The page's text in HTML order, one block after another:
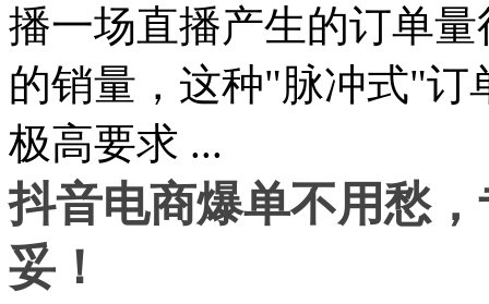
播一场直播产生的订单
的销量，这种"脉冲式"订
极高要求 ...
抖音电商爆单不用愁
妥！